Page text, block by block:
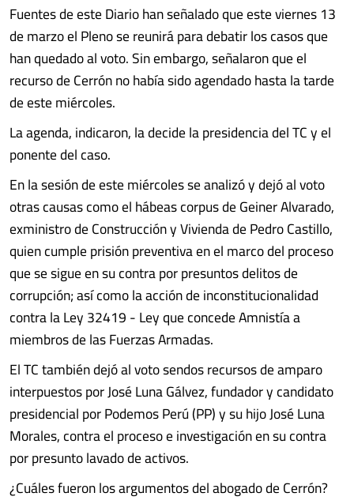
Fuentes de este Diario han señalado que este viernes 13
de marzo el Pleno se reunirá para debatir los casos que
han quedado al voto. Sin embargo, señalaron que el
recurso de Cerrón no había sido agendado hasta la tarde
de este miércoles.
La agenda, indicaron, la decide la presidencia del TC y el
ponente del caso.
En la sesión de este miércoles se analizó y dejó al voto
otras causas como el hábeas corpus de Geiner Alvarado,
exministro de Construcción y Vivienda de Pedro Castillo,
quien cumple prisión preventiva en el marco del proceso
que se sigue en su contra por presuntos delitos de
corrupción; así como la acción de inconstitucionalidad
contra la Ley 32419 - Ley que concede Amnistía a
miembros de las Fuerzas Armadas.
El TC también dejó al voto sendos recursos de amparo
interpuestos por José Luna Gálvez, fundador y candidato
presidencial por Podemos Perú (PP) y su hijo José Luna
Morales, contra el proceso e investigación en su contra
por presunto lavado de activos.
¿Cuáles fueron los argumentos del abogado de Cerrón?